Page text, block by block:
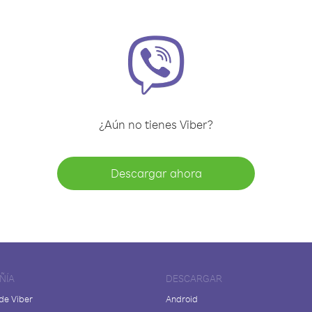
¿Aún no tienes Viber?
Descargar ahora
Viber
DESCARGAR
Android